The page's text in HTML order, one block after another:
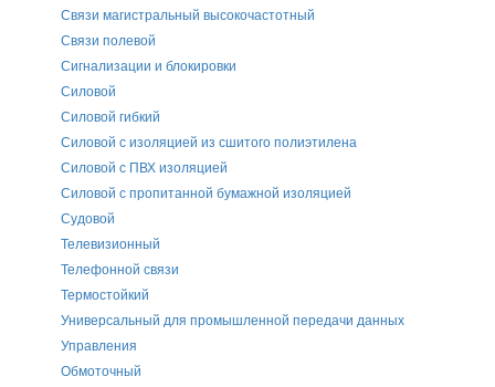
Связи магистральный высокочастотный
Связи полевой
Сигнализации и блокировки
Силовой
Силовой гибкий
Силовой с изоляцией из сшитого полиэтилена
Силовой с ПВХ изоляцией
Силовой с пропитанной бумажной изоляцией
Судовой
Телевизионный
Телефонной связи
Термостойкий
Универсальный для промышленной передачи данных
Управления
Обмоточный